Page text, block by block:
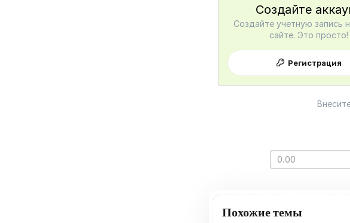
Создайте
Создайте учетную запись
сайте. Это просто!
Регистрация
Похожие темы